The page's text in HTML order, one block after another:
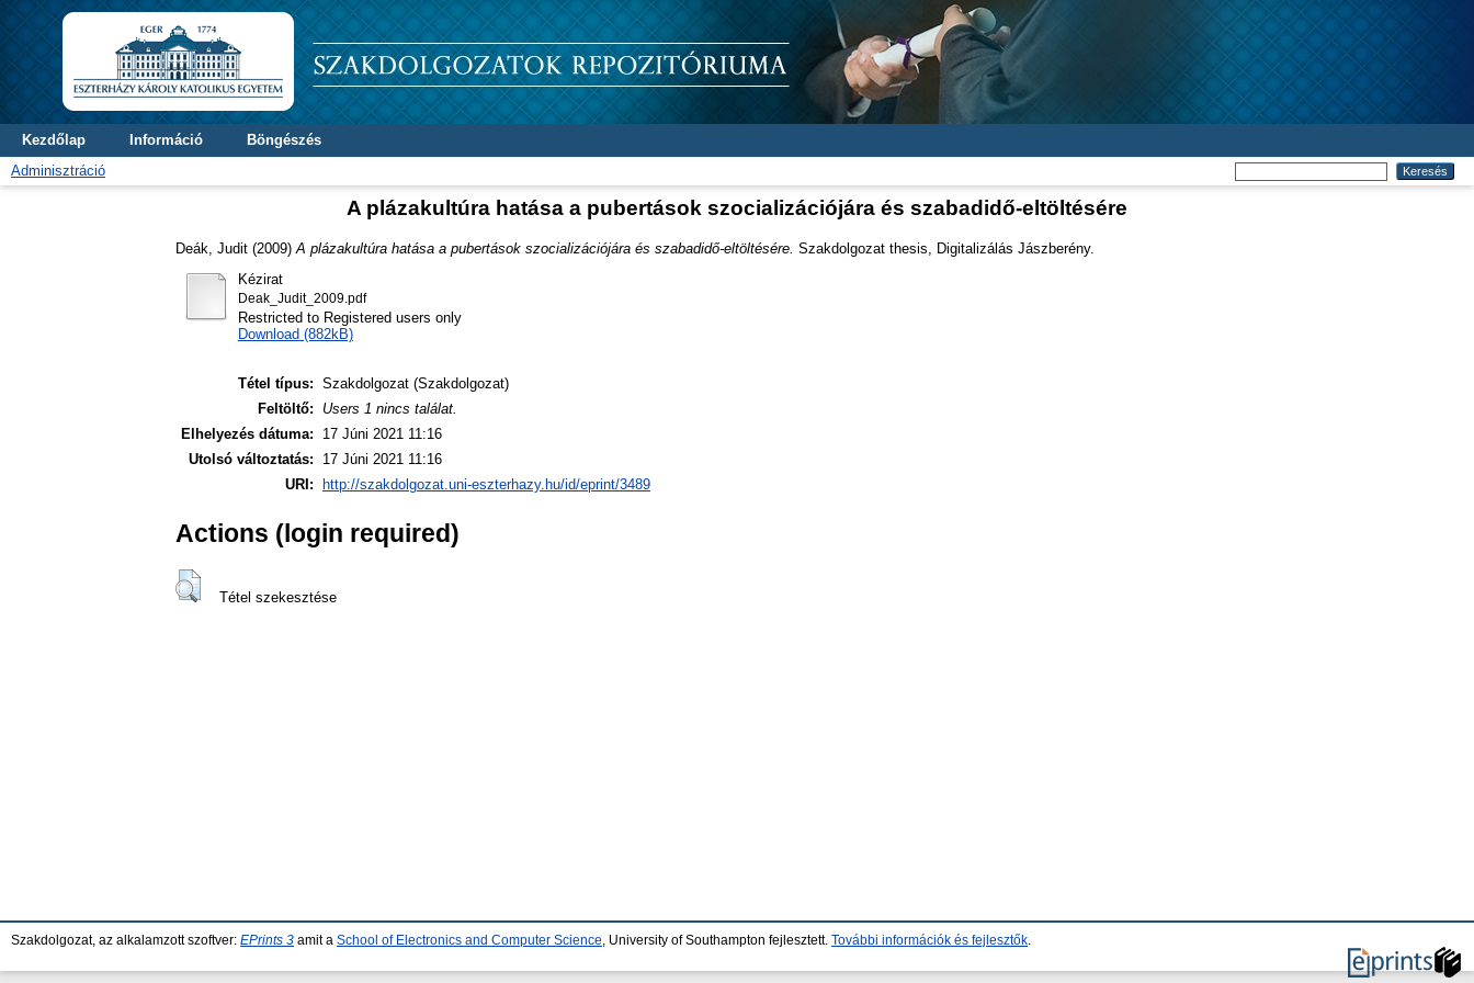
Kezdőlap Információ
Böngészés
Adminisztráció
A plázakultúra hatása a pubertások szocializációjára és szabadidő-eltöltésére
Deák, Judit (2009) A plázakultúra hatása a pubertások szocializációjára és szabadidő-eltöltésére. Szakdolgozat thesis, Digitalizálás Jászberény.
Kézirat
Deak_Judit_2009.pdf
Restricted to Registered users only
Download (882kB)
Tétel típus: Szakdolgozat (Szakdolgozat)
Feltöltő:
Users 1 nincs találat.
Elhelyezés dátuma:
17 Júni 2021 11:16
Utolsó változtatás:
17 Júni 2021 11:16
URI:
http://szakdolgozat.uni-eszterhazy.hu/id/eprint/3489
Actions (login required)
Tétel szekesztése
Szakdolgozat, az alkalamzott szoftver: EPrints 3 amit a School of Electronics and Computer Science , University of Southampton fejlesztett. További információk és fejlesztők